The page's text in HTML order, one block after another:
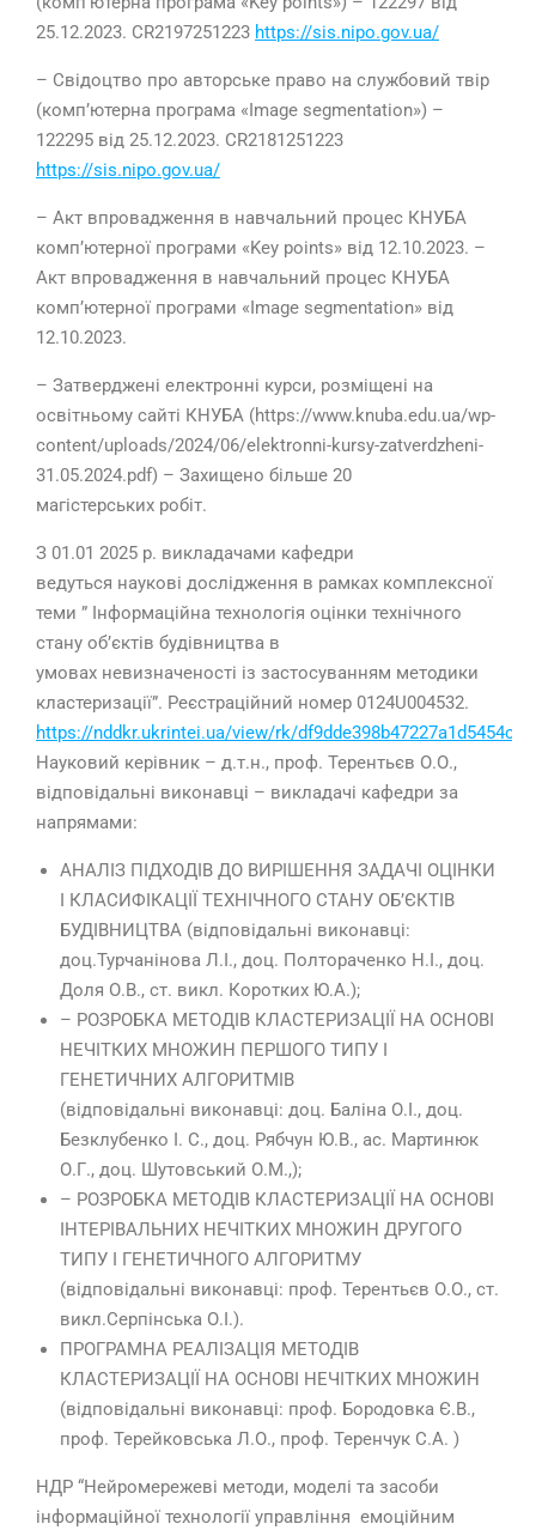
25.12.2023. CR2197251223 https://sis.nipo.gov.ua/
– Свідоцтво про авторське право на службовий твір
(комп’ютерна програма «Image segmentation») –
122295 від 25.12.2023. CR2181251223
https://sis.nipo.gov.ua/
– Акт впровадження в навчальний процес КНУБА
комп’ютерної програми «Key points» від 12.10.2023. –
Акт впровадження в навчальний процес КНУБА
комп’ютерної програми «Image segmentation» від
12.10.2023.
– Затверджені електронні курси, розміщені на
освітньому сайті КНУБА (https://www.knuba.edu.ua/wp-
content/uploads/2024/06/elektronni-kursy-zatverdzheni-
31.05.2024.pdf) – Захищено більше 20
магістерських робіт.
З 01.01 2025 р. викладачами кафедри
ведуться наукові дослідження в рамках комплексної
теми ” Інформаційна технологія оцінки технічного
стану об’єктів будівництва в
умовах невизначеності із застосуванням методики
кластеризації”. Реєстраційний номер 0124U004532.
https://nddkr.ukrintei.ua/view/rk/
Науковий керівник – д.т.н., проф. Терентьєв О.О.,
відповідальні виконавці – викладачі кафедри за
напрямами:
АНАЛІЗ ПІДХОДІВ ДО ВИРІШЕННЯ ЗАДАЧІ ОЦІНКИ
І КЛАСИФІКАЦІЇ ТЕХНІЧНОГО СТАНУ ОБ’ЄКТІВ
БУДІВНИЦТВА (відповідальні виконавці:
доц.Турчанінова Л.І., доц. Полтораченко Н.І., доц.
Доля О.В., ст. викл. Коротких Ю.А.);
– РОЗРОБКА МЕТОДІВ КЛАСТЕРИЗАЦІЇ НА ОСНОВІ
НЕЧІТКИХ МНОЖИН ПЕРШОГО ТИПУ І
ГЕНЕТИЧНИХ АЛГОРИТМІВ
(відповідальні виконавці: доц. Баліна О.І., доц.
Безклубенко І. С., доц. Рябчун Ю.В., ас. Мартинюк
О.Г., доц. Шутовський О.М.,);
– РОЗРОБКА МЕТОДІВ КЛАСТЕРИЗАЦІЇ НА ОСНОВІ
ІНТЕРІВАЛЬНИХ НЕЧІТКИХ МНОЖИН ДРУГОГО
ТИПУ І ГЕНЕТИЧНОГО АЛГОРИТМУ
(відповідальні виконавці: проф. Терентьєв О.О., ст.
викл.Серпінська О.І.).
ПРОГРАМНА РЕАЛІЗАЦІЯ МЕТОДІВ
КЛАСТЕРИЗАЦІЇ НА ОСНОВІ НЕЧІТКИХ МНОЖИН
(відповідальні виконавці: проф. Бородовка Є.В.,
проф. Терейковська Л.О., проф. Теренчук С.А. )
НДР “Нейромережеві методи, моделі та засоби
інформаційної технології управління емоційним